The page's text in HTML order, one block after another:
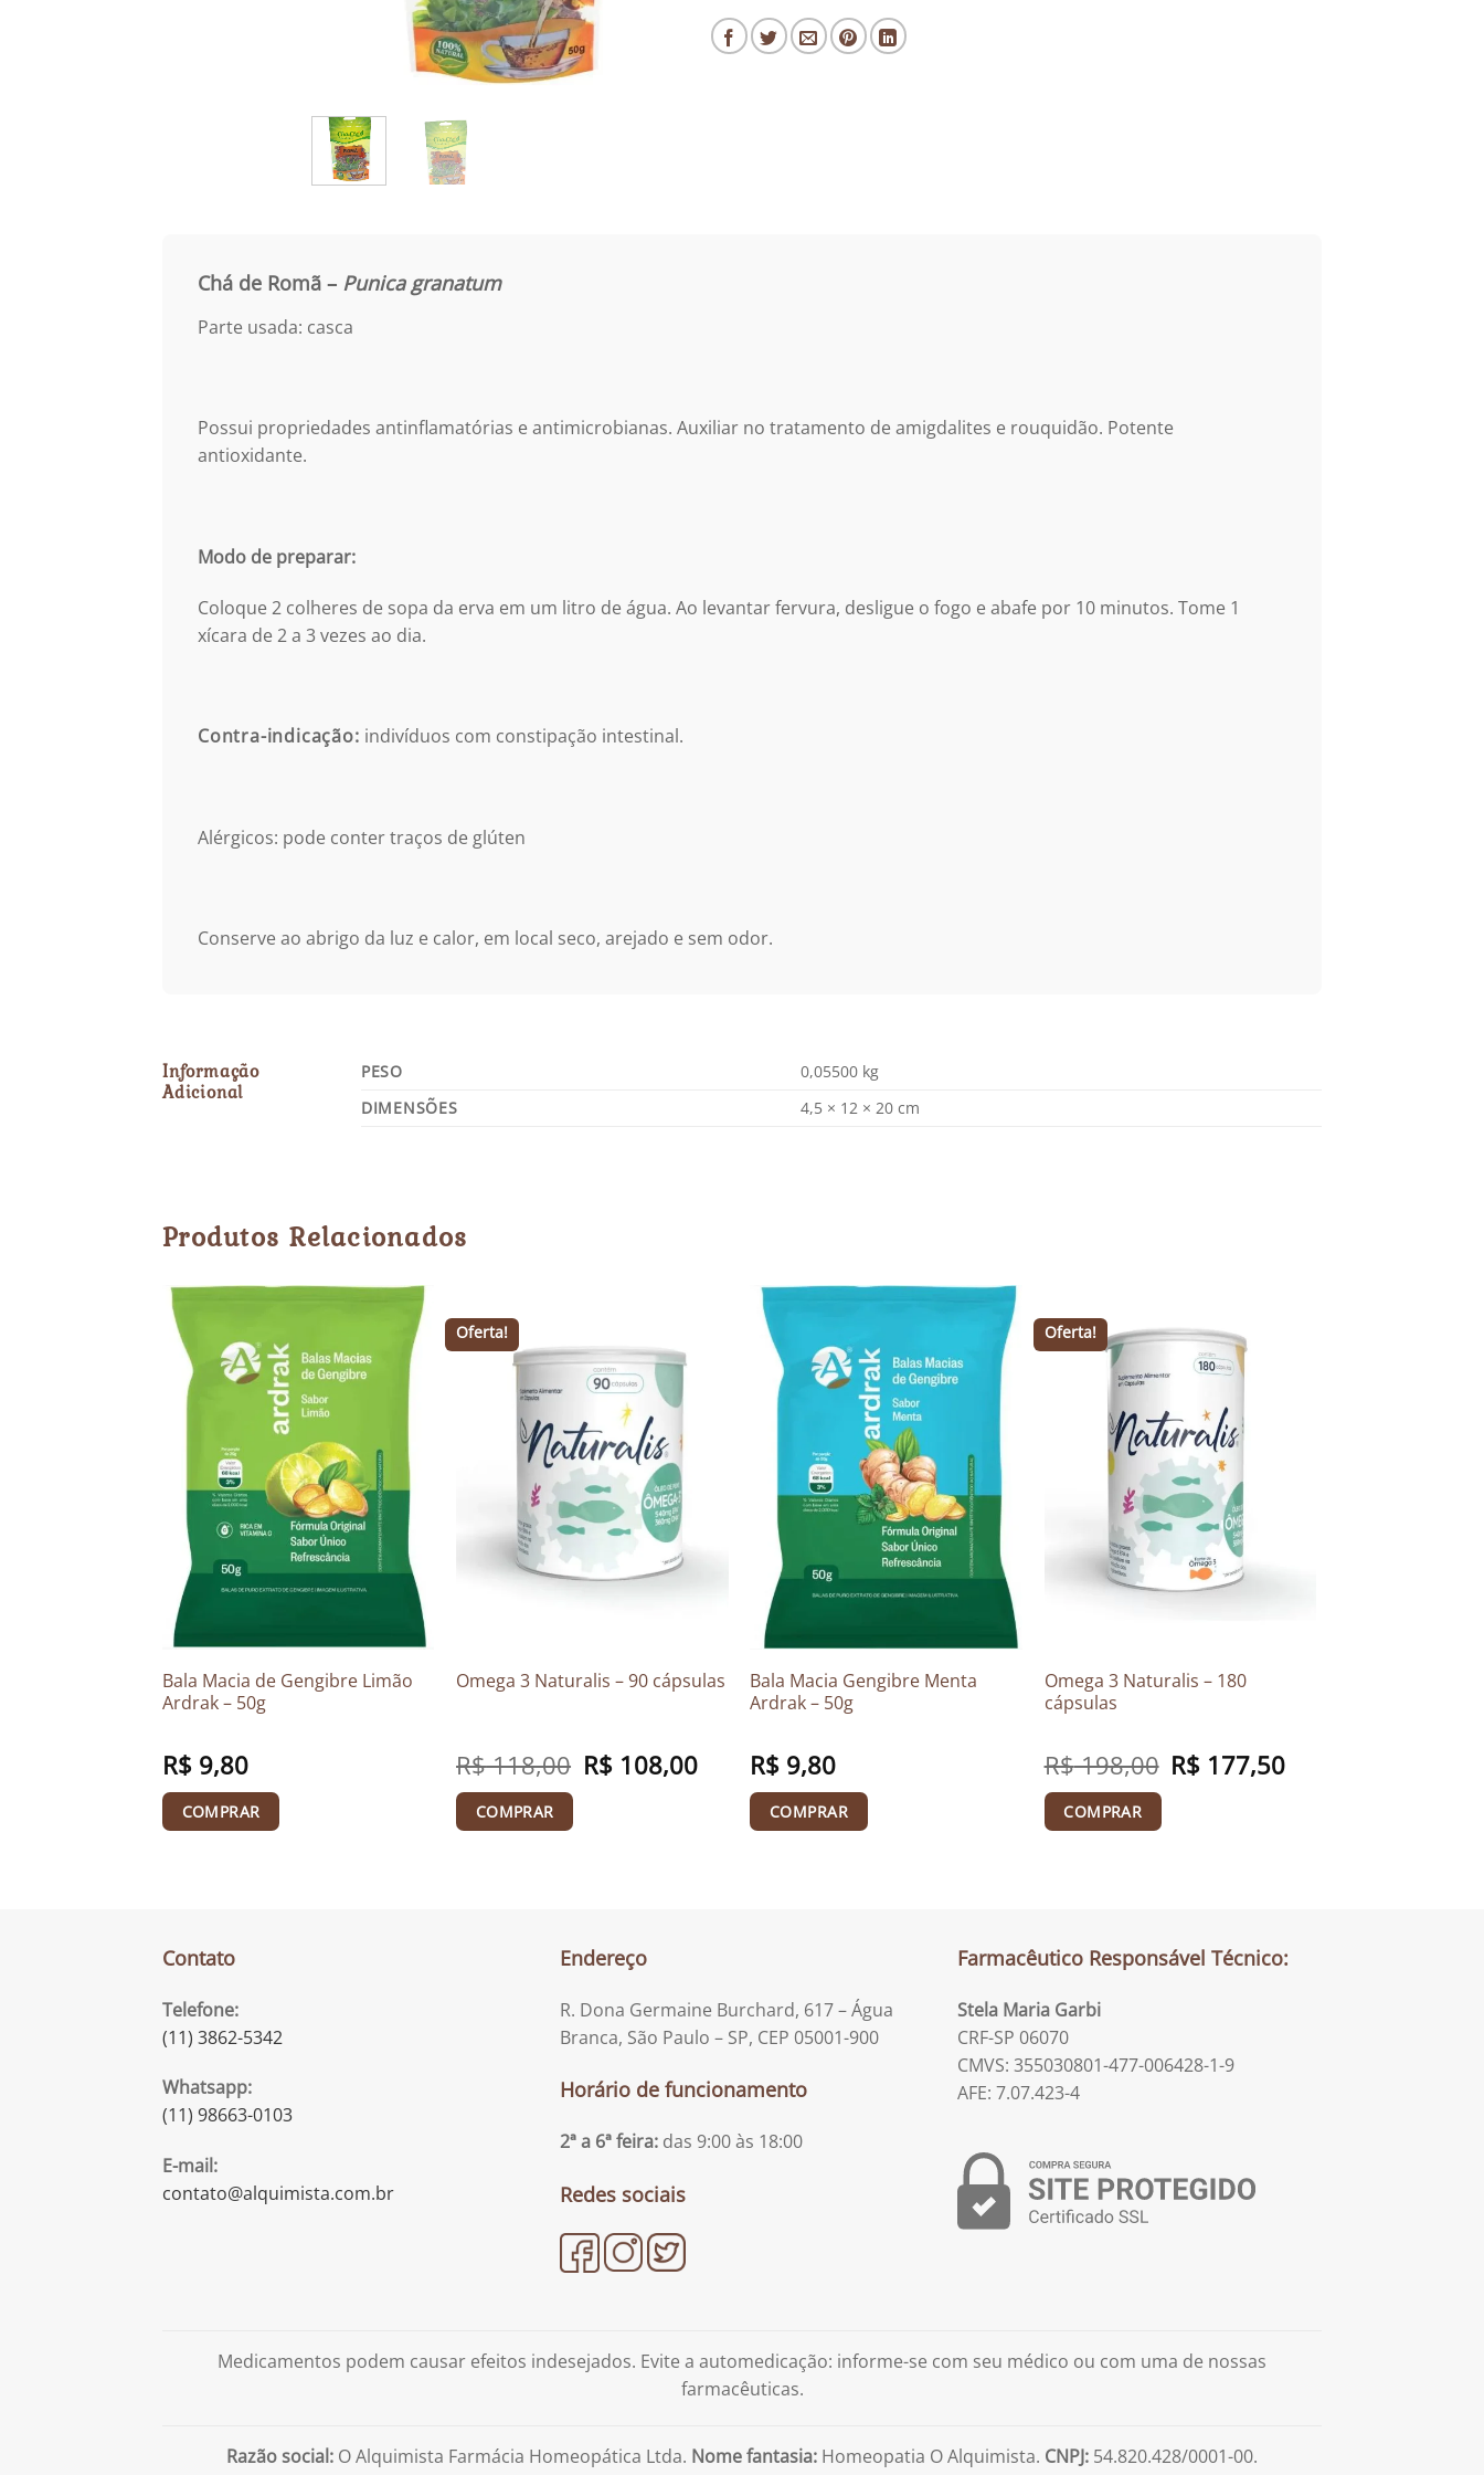
Chá de Romã – Punica granatum
Parte usada: casca
Possui propriedades antinflamatórias e antimicrobianas. Auxiliar no tratamento de amigdalites e rouquidão. Potente
antioxidante.
Modo de preparar:
Coloque 2 colheres de sopa da erva em um litro de água. Ao levantar fervura, desligue o fogo e abafe por 10 minutos. Tome 1
xícara de 2 a 3 vezes ao dia.
Contra-indicação: indivíduos com constipação intestinal.
Alérgicos: pode conter traços de glúten
Conserve ao abrigo da luz e calor, em local seco, arejado e sem odor.
Informação
Adicional
PESO
0,05500 kg
DIMENSÕES
4,5 × 12 × 20 cm
Produtos Relacionados
Bala Macia de Gengibre Limão
Ardrak – 50g
R$9,80
COMPRAR
Oferta!
Omega 3 Naturalis – 90 cápsulas
R$118,00 O
preço
R$108,00O
preço
R$ 108,00.
COMPRAR
Bala Macia Gengibre Menta
Ardrak – 50g
R$ 9,80
COMPRAR
Oferta!
Omega 3 Naturalis – 180
cápsulas
R$198,00 O
preço
R$ 177,50O
preço
COMPRAR
R$ 134,50.
Contato
Telefone:
(11) 3862-5342
Whatsapp:
(11) 98663-0103
E-mail:
contato@alquimista.com.br
Endereço
R. Dona Germaine Burchard, 617 – Água
Branca, São Paulo – SP, CEP 05001-900
Horário de funcionamento
2ª a 6ª feira: das 9:00 às 18:00
Redes sociais
Farmacêutico Responsável Técnico:
Stela Maria Garbi
CRF-SP 06070
CMVS: 355030801-477-006428-1-9
AFE: 7.07.423-4
Medicamentos podem causar efeitos indesejados. Evite a automedicação: informe-se com seu médico ou com uma de nossas
farmacêuticas.
Razão social: O Alquimista Farmácia Homeopática Ltda. Nome fantasia: Homeopatia O Alquimista. CNPJ: 54.820.428/0001-00.